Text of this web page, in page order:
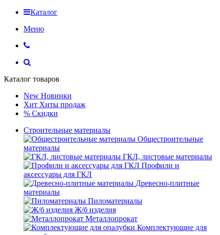
Каталог
Меню
Каталог товаров
New Новинки
Хит Хиты продаж
% Скидки
Строительные материалы
Общестроительные
материалы
ГКЛ, листовые материалы
Профили и
аксессуары для ГКЛ
Древесно-плитные
материалы
Пиломатериалы
Ж/б изделия
Металлопрокат
Комплектующие для